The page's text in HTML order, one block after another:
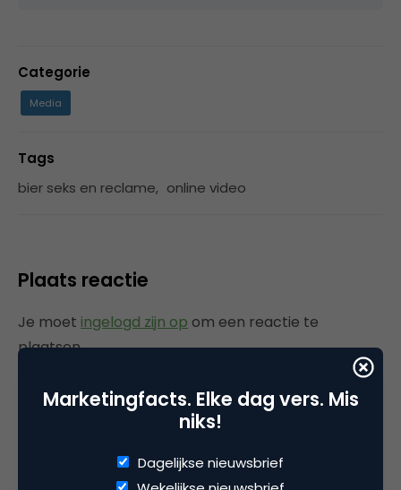
Categorie
Media
Tags
bier seks en reclame, online video
Plaats reactie
Je moet ingelogd zijn op om een reactie te
plaatsen.
Marketingfacts. Elke dag vers. Mis
niks!
Dagelijkse nieuwsbrief